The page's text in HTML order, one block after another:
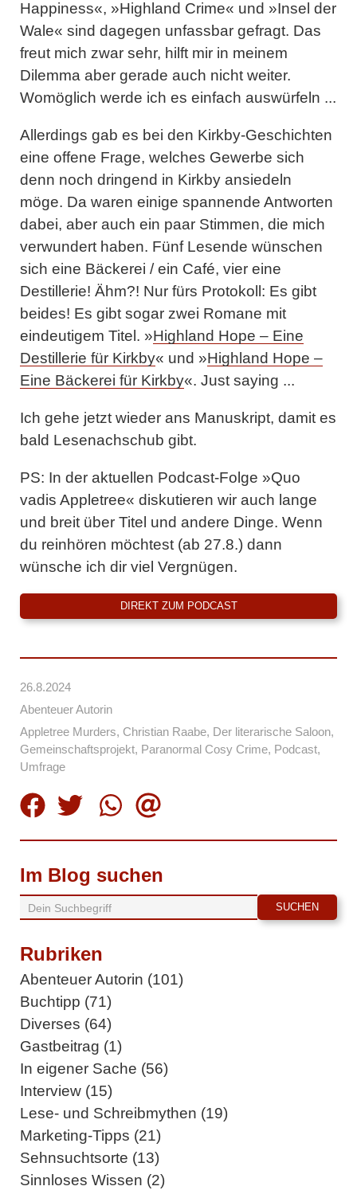
26.8.2024
Abenteuer Autorin
Appletree Murders, Christian Raabe, Der literarische Saloon,
Gemeinschaftsprojekt, Paranormal Cosy Crime, Podcast,
Umfrage
Happiness«, »Highland Crime« und »Insel der
Wale« sind dagegen unfassbar gefragt. Das
freut mich zwar sehr, hilft mir in meinem
Dilemma aber gerade auch nicht weiter.
Womöglich werde ich es einfach auswürfeln ...
Allerdings gab es bei den Kirkby-Geschichten
eine offene Frage, welches Gewerbe sich
denn noch dringend in Kirkby ansiedeln
möge. Da waren einige spannende Antworten
dabei, aber auch ein paar Stimmen, die mich
verwundert haben. Fünf Lesende wünschen
sich eine Bäckerei / ein Café, vier eine
Destillerie! Ähm?! Nur fürs Protokoll: Es gibt
beides! Es gibt sogar zwei Romane mit
eindeutigem Titel. »Highland Hope – Eine
Destillerie für Kirkby« und »Highland Hope –
Eine Bäckerei für Kirkby«. Just saying ...
Ich gehe jetzt wieder ans Manuskript, damit es
bald Lesenachschub gibt.
PS: In der aktuellen Podcast-Folge »Quo
vadis Appletree« diskutieren wir auch lange
und breit über Titel und andere Dinge. Wenn
du reinhören möchtest (ab 27.8.) dann
wünsche ich dir viel Vergnügen.
DIREKT ZUM PODCAST
Im Blog suchen
Rubriken
Abenteuer Autorin (101)
Buchtipp (71)
Diverses (64)
Gastbeitrag (1)
In eigener Sache (56)
Interview (15)
Lese- und Schreibmythen (19)
Marketing-Tipps (21)
Sehnsuchtsorte (13)
Sinnloses Wissen (2)